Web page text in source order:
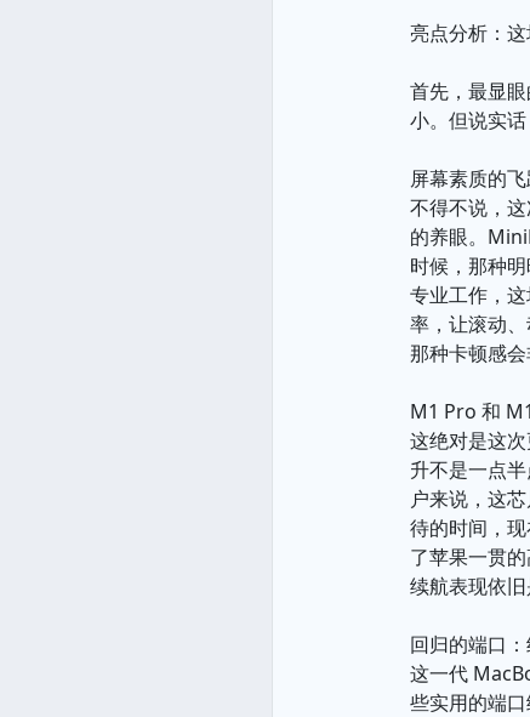
亮点分析：
首先，最显
小。但说实话
屏幕素质的
不得不说，
的养眼。
时候，那种
专业工作，
率，让滚动
那种卡顿感
M1 Pro 和
这绝对是这
升不是一点
户来说，这
待的时间，
了苹果一贯
续航表现依旧
回归的端口
这一代
些实用的端